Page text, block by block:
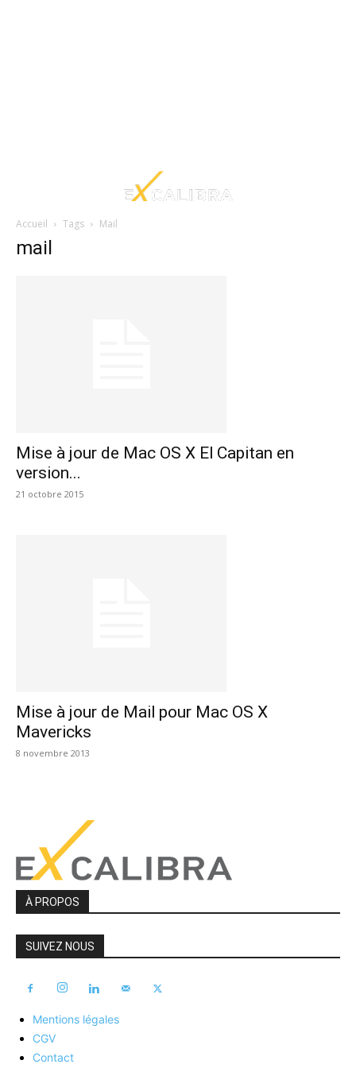
Accueil Tags Mail
mail
Mise à jour de Mac OS X El Capitan en
version...
21 octobre 2015
Mise à jour de Mail pour Mac OS X
Mavericks
8 novembre 2013
À PROPOS
SUIVEZ NOUS
Mentions légales
CGV
Contact